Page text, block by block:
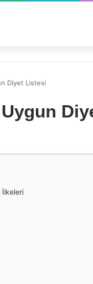
Diyet Listesi
İlkeleri